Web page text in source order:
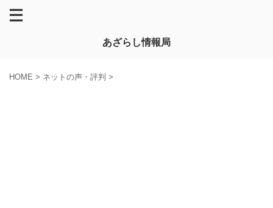
あざらし情報局
HOME > ネットの声・評判 >